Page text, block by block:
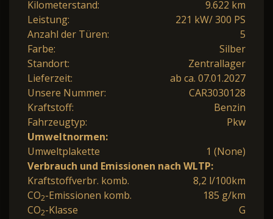
Kilometerstand:
9.622 km
Leistung:
221 kW/ 300 PS
Anzahl der Türen:
5
Farbe:
Silber
Standort:
Zentrallager
Lieferzeit:
ab ca. 07.01.2027
Unsere Nummer:
CAR3030128
Kraftstoff:
Benzin
Fahrzeugtyp:
Pkw
Umweltnormen:
Umweltplakette
1 (None)
Verbrauch und Emissionen nach WLTP:
Kraftstoffverbr. komb.
8,2 l/100km
CO2-Emissionen komb.
185 g/km
CO2-Klasse G